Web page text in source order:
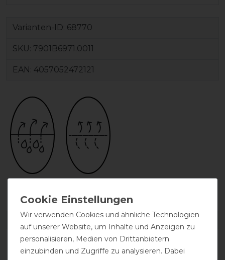
Varianten-ID: 68770
SKU: 7901B6971.0011
EAN: 4057052472121
DETAILS ZUR PRODUKTSICHERHEIT
Wir verwenden Cookies und ähnliche Technologien
auf unserer Website, um Inhalte und Anzeigen zu
personalisieren, Medien von Drittanbietern
einzubinden und Zugriffe zu analysieren. Dabei